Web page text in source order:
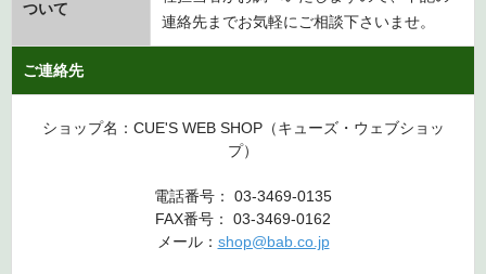
ついて
連絡先までお気軽にご相談下さいませ。
ご連絡先
ショップ名：CUE'S WEB SHOP（キューズ・ウェブショッ
プ）
電話番号： 03-3469-0135
FAX番号： 03-3469-0162
メール： shop@bab.co.jp